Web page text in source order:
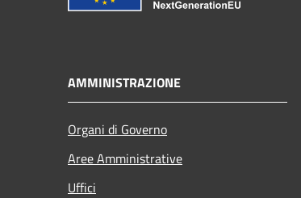
AMMINISTRAZIONE
Organi di Governo
Aree Amministrative
Uffici